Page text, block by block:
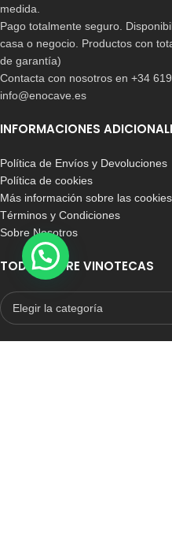
medida.
Pago totalmente seguro.
casa o negocio. Productos con
de garantía)
Contacta con nosotros en +34
info@enocave.es
INFORMACIONES
Política de Envíos y Devoluciones
Política de cookies
Más información sobre las cookies
Términos y Condiciones
Sobre Nosotros
TODO SOBRE VINOTECAS